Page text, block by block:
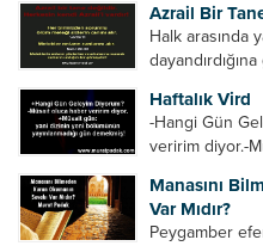
makam gücü,
diğer insanları
bu güçler...
Azrail Bir
Halk arasında
Azrail tek
canını...
Haftalık Vird
-Hangi Gün
veririm diyor.-
efendinin
Günü Hangi
Manasını
Var Mıdır?
Peygamber